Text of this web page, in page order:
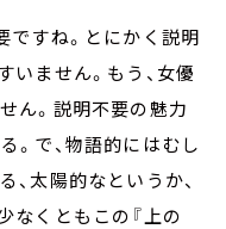
ですね。とにかく説明
ません。もう、女優
ん。説明不要の魅力
。で、物語的にはむし
太陽的なというか、
なくともこの『上の